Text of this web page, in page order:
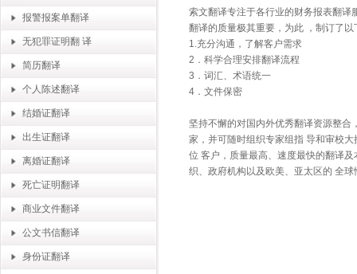
报警报案单翻译
无犯罪证明翻 译
简历翻译
个人陈述翻译
结婚证翻译
出生证翻译
离婚证翻译
死亡证明翻译
商业文件翻译
公文书信翻译
身份证翻译
索文翻译专注于各行业的财务报表翻译
翻译的质量极其重要，为此 ，制订了以
1.充分沟通，了解客户需求
2．科学合理安排翻译流程
3．词汇、术语统一
4．文件保密
坚持不懈的对国内外优秀翻译资源整
家，并可随时组织专家组指 导和审校
位 客户，质量最高、速度最快的翻译
织、政府机构以及欧美、亚太区的 全